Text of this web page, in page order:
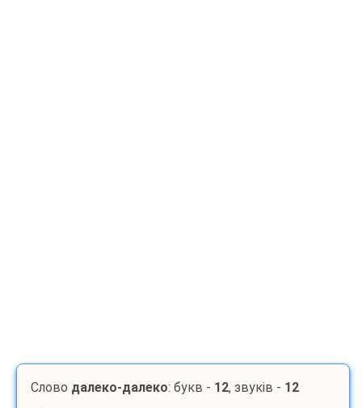
Слово далеко-далеко: букв - 12, звуків - 12